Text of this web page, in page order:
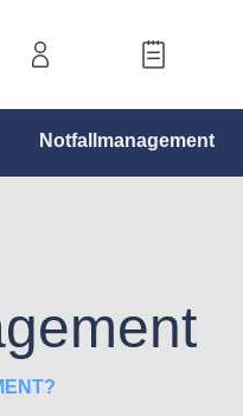
Notfallmanagement